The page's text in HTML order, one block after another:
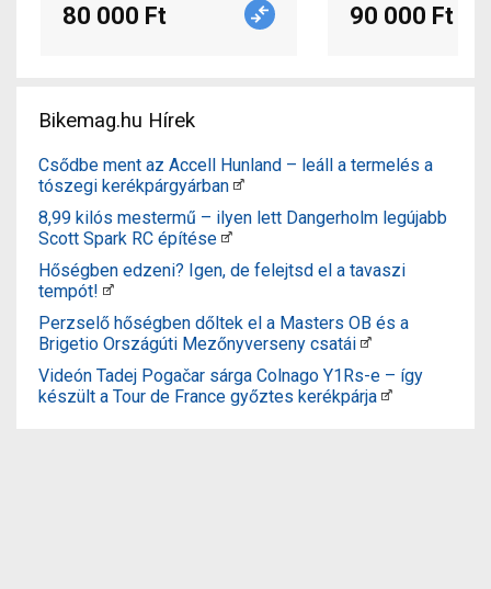
80 000 Ft 90 000 Ft
Bikemag.hu Hírek
Csődbe ment az Accell Hunland – leáll a termelés a
tószegi kerékpárgyárban
8,99 kilós mestermű – ilyen lett Dangerholm legújabb
Scott Spark RC építése
Hőségben edzeni? Igen, de felejtsd el a tavaszi
tempót!
Perzselő hőségben dőltek el a Masters OB és a
Brigetio Országúti Mezőnyverseny csatái
Videón Tadej Pogačar sárga Colnago Y1Rs-e – így
készült a Tour de France győztes kerékpárja